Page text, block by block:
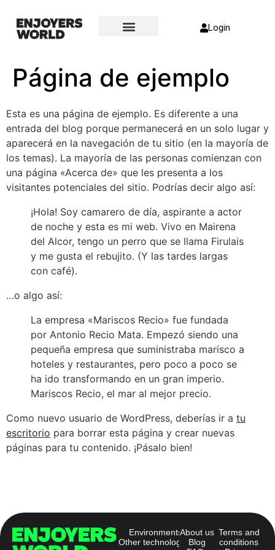
Login
Página de ejemplo
Esta es una página de ejemplo. Es diferente a una
entrada del blog porque permanecerá en un solo lugar y
aparecerá en la navegación de tu sitio (en la mayoría de
los temas). La mayoría de las personas comienzan con
una página «Acerca de» que les presenta a los
visitantes potenciales del sitio. Podrías decir algo así:
¡Hola! Soy camarero de día, aspirante a actor
de noche y esta es mi web. Vivo en Mairena
del Alcor, tengo un perro que se llama Firulais
y me gusta el rebujito. (Y las tardes largas
con café).
…o algo así:
La empresa «Mariscos Recio» fue fundada
por Antonio Recio Mata. Empezó siendo una
pequeña empresa que suministraba marisco a
hoteles y restaurantes, pero poco a poco se
ha ido transformando en un gran imperio.
Mariscos Recio, el mar al mejor precio.
Como nuevo usuario de WordPress, deberías ir a tu
escritorio para borrar esta página y crear nuevas
páginas para tu contenido. ¡Pásalo bien!
Environments
Other technologies
About us
Blog
Terms and
conditions